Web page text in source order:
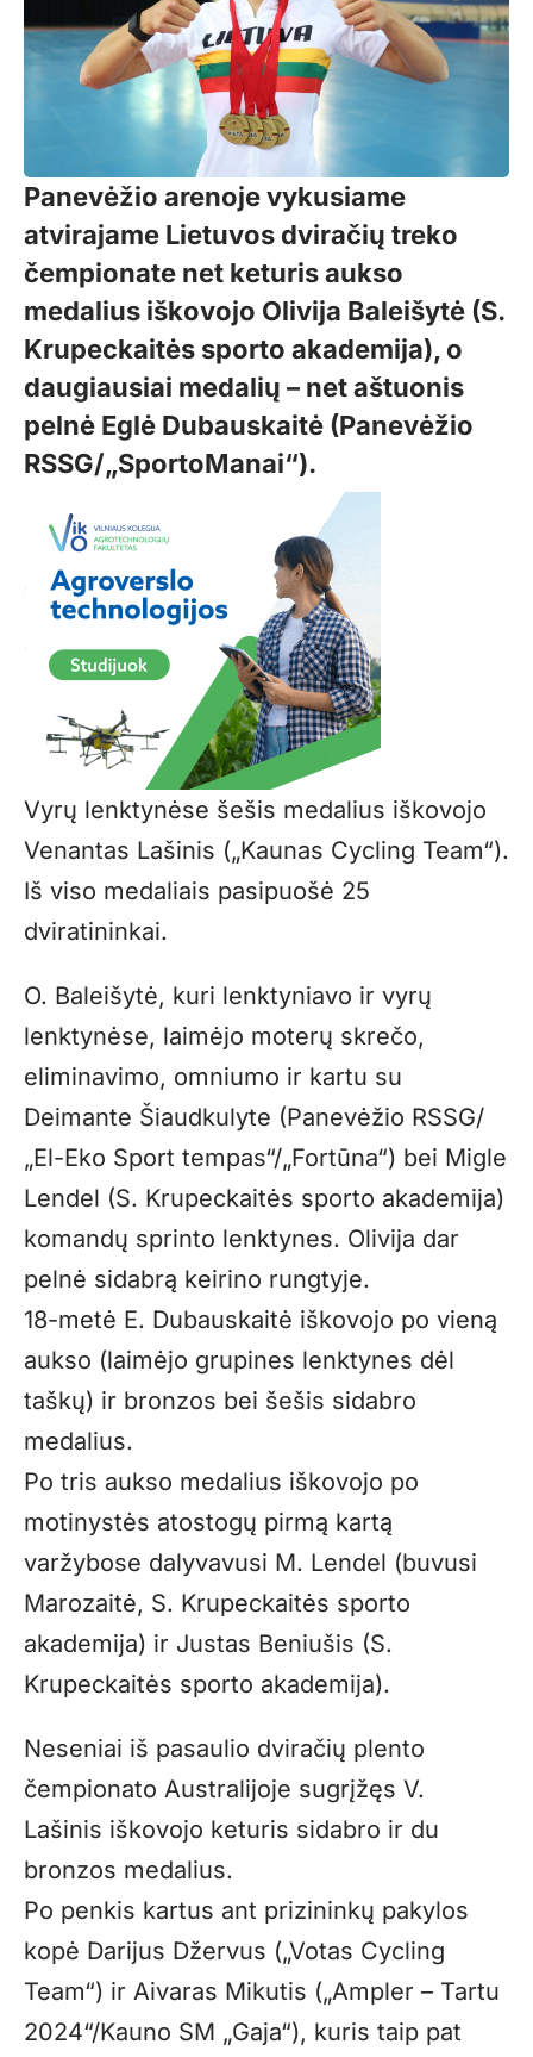
Panevėžio arenoje vykusiame
atvirajame Lietuvos dviračių treko
čempionate net keturis aukso
medalius iškovojo Olivija Baleišytė (S.
Krupeckaitės sporto akademija), o
daugiausiai medalių – net aštuonis
pelnė Eglė Dubauskaitė (Panevėžio
RSSG/„SportoManai“).
Vyrų lenktynėse šešis medalius iškovojo
Venantas Lašinis („Kaunas Cycling Team“).
Iš viso medaliais pasipuošė 25
dviratininkai.
O. Baleišytė, kuri lenktyniavo ir vyrų
lenktynėse, laimėjo moterų skrečo,
eliminavimo, omniumo ir kartu su
Deimante Šiaudkulyte (Panevėžio RSSG/
„El-Eko Sport tempas“/„Fortūna“) bei Migle
Lendel (S. Krupeckaitės sporto akademija)
komandų sprinto lenktynes. Olivija dar
pelnė sidabrą keirino rungtyje.
18-metė E. Dubauskaitė iškovojo po vieną
aukso (laimėjo grupines lenktynes dėl
taškų) ir bronzos bei šešis sidabro
medalius.
Po tris aukso medalius iškovojo po
motinystės atostogų pirmą kartą
varžybose dalyvavusi M. Lendel (buvusi
Marozaitė, S. Krupeckaitės sporto
akademija) ir Justas Beniušis (S.
Krupeckaitės sporto akademija).
Neseniai iš pasaulio dviračių plento
čempionato Australijoje sugrįžęs V.
Lašinis iškovojo keturis sidabro ir du
bronzos medalius.
Po penkis kartus ant prizininkų pakylos
kopė Darijus Džervus („Votas Cycling
Team“) ir Aivaras Mikutis („Ampler – Tartu
2024“/Kauno SM „Gaja“), kuris taip pat